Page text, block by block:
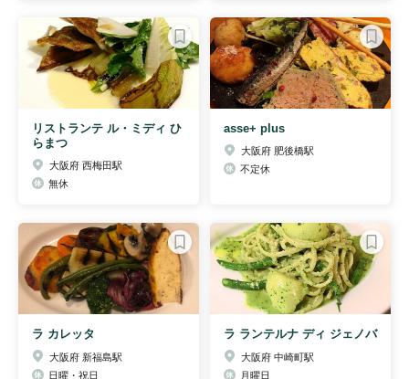
リストランテ ル・ミディ ひ
らまつ
大阪府 西梅田駅
無休
asse+ plus
大阪府 肥後橋駅
不定休
ラ カレッタ
大阪府 新福島駅
日曜・祝日
ラ ランテルナ ディ ジェノバ
大阪府 中崎町駅
月曜日